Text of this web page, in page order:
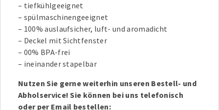
– tiefkühlgeeignet
– spülmaschinengeeignet
– 100% auslaufsicher, luft- und aromadicht
– Deckel mit Sichtfenster
– 00% BPA-frei
– ineinander stapelbar
Nutzen Sie gerne weiterhin unseren Bestell- und
Abholservice! Sie können bei uns telefonisch
oder per Email bestellen: